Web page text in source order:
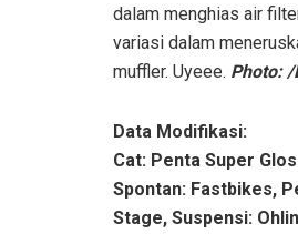
dalam menghias air
variasi dalam
muffler. Uyeee. Photo: /
Data Modifikasi:
Cat: Penta Super
Spontan: Fastbikes,
Stage, Suspensi: